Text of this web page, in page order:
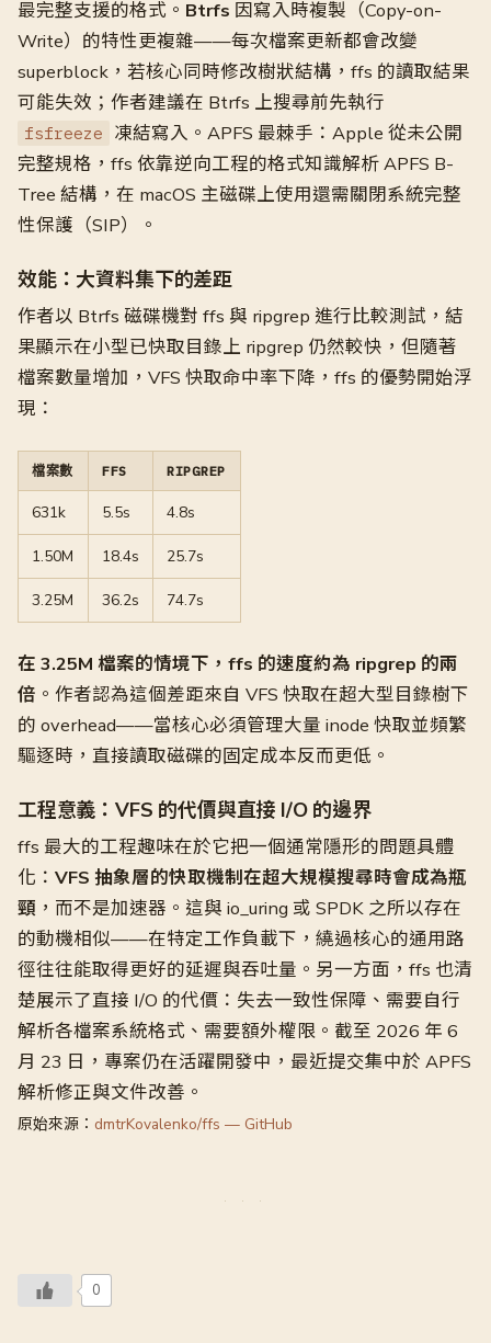
最完整支援的格式。 Btrfs 因寫入時複製（Copy-on-
Write）的特性更複雜——每次檔案更新都會改變
superblock，若核心同時修改樹狀結構，ffs 的讀取結果
可能失效；作者建議在 Btrfs 上搜尋前先執行
fsfreeze
凍結寫入。APFS 最棘手：Apple 從未公開
完整規格，ffs 依靠逆向工程的格式知識解析 APFS B-
Tree 結構，在 macOS 主磁碟上使用還需關閉系統完整
性保護（SIP）。
效能：大資料集下的差距
作者以 Btrfs 磁碟機對 ffs 與 ripgrep 進行比較測試，結
果顯示在小型已快取目錄上 ripgrep 仍然較快，但隨著
檔案數量增加，VFS 快取命中率下降，ffs 的優勢開始浮
現：
檔案數 FFS RIPGREP
631k 5.5s 4.8s
1.50M 18.4s 25.7s
3.25M 36.2s 74.7s
在 3.25M 檔案的情境下，ffs 的速度約為 ripgrep 的兩
倍 。作者認為這個差距來自 VFS 快取在超大型目錄樹下
的 overhead——當核心必須管理大量 inode 快取並頻繁
驅逐時，直接讀取磁碟的固定成本反而更低。
工程意義：VFS 的代價與直接 I/O 的邊界
ffs 最大的工程趣味在於它把一個通常隱形的問題具體
化： VFS 抽象層的快取機制在超大規模搜尋時會成為瓶
頸 ，而不是加速器。這與 io_uring 或 SPDK 之所以存在
的動機相似——在特定工作負載下，繞過核心的通用路
徑往往能取得更好的延遲與吞吐量。另一方面，ffs 也清
楚展示了直接 I/O 的代價：失去一致性保障、需要自行
解析各檔案系統格式、需要額外權限。截至 2026 年 6
月 23 日，專案仍在活躍開發中，最近提交集中於 APFS
解析修正與文件改善。
原始來源： dmtrKovalenko/ffs — GitHub
0